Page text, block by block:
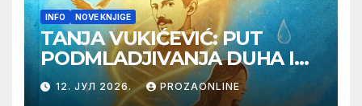
INFO NOVE KNJIGE
TANJA VUKIĆEVIĆ: PUT
PODMLADJIVANJA DUHA I
TELA SA TESLOM
12. ЈУЛ 2026. PROZAONLINE